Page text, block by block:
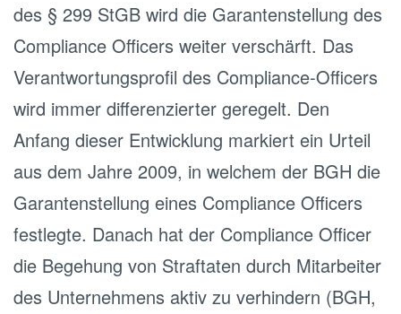
des § 299 StGB wird die Garantenstellung des
Compliance Officers weiter verschärft. Das
Verantwortungsprofil des Compliance-Officers
wird immer differenzierter geregelt. Den
Anfang dieser Entwicklung markiert ein Urteil
aus dem Jahre 2009, in welchem der BGH die
Garantenstellung eines Compliance Officers
festlegte. Danach hat der Compliance Officer
die Begehung von Straftaten durch Mitarbeiter
des Unternehmens aktiv zu verhindern (BGH,